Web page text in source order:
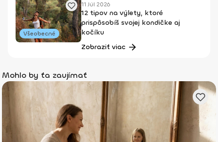
Všeobecné
11 Júl 2026
12 tipov na výlety, ktoré
prispôsobíš svojej kondičke aj
kočíku
Zobraziť viac
Mohlo by ťa zaujímať